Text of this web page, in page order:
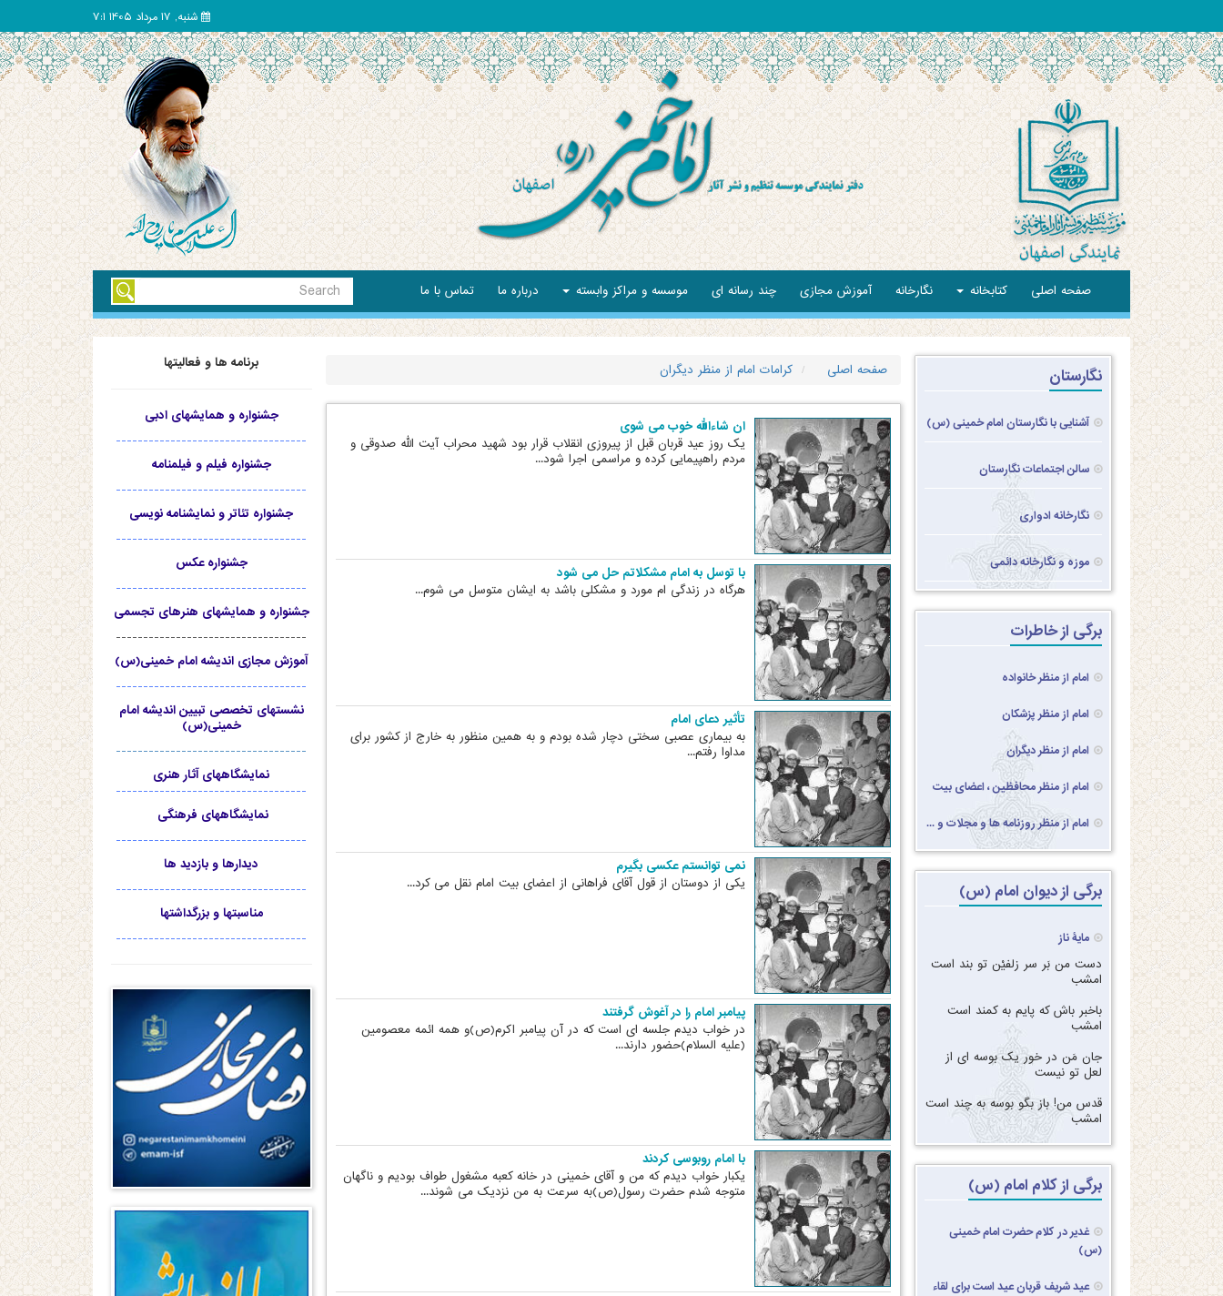
شنبه, 17 مرداد 1405 7:1
صفحه اصلی کتابخانه نگارخانه آموزش مجازی چند رسانه ای موسسه و مراکز وابسته درباره ما تماس با ما
نگارستان
آشنایی با نگارستان امام خمینی (س)
سالن اجتماعات نگارستان
نگارخانه ادواری
موزه و نگارخانه دائمی
برگی از خاطرات
امام از منظر خانواده
امام از منظر پزشکان
امام از منظر دیگران
امام از منظر محافظین ، اعضای بیت
امام از منظر روزنامه ها و مجلات و ...
برگی از دیوان امام (س)
مایۀ ناز
دست من بَر سر زلفیْن تو بند است
امشب‏
‏‏باخبر باش که پایم به کمند است
امشب‏
‏‏جان مَن در خور یک بوسه ای از
لعل تو نیست‏
‏‏قدس من! باز بگو بوسه به چند است
امشب
برگی از کلام امام (س)
غدیر در کلام حضرت امام خمینی
(س)
عید شریف قربان عید است برای لقاء
صفحه اصلی کرامات امام از منظر دیگران
ان شاءالله خوب می شوی
یک روز عید قربان قبل از پیروزی انقلاب قرار بود شهید محراب آیت الله صدوقی و
مردم راهپیمایی کرده و مراسمی اجرا شود...
با توسل به امام مشکلاتم حل می شود
هرگاه در زندگی ام مورد و مشکلی باشد به ایشان متوسل می شوم...
تأثیر دعای امام
به بیماری عصبی سختی دچار شده بودم و به همین منظور به خارج از کشور برای
مداوا رفتم...
نمی توانستم عکسی بگیرم
یکی از دوستان از قول آقای فراهانی از اعضای بیت امام نقل می کرد...
پیامبر امام را در آغوش گرفتند
در خواب دیدم جلسه ای است که در آن پیامبر اکرم(ص)و همه ائمه معصومین
(علیه السلام)حضور دارند...
با امام روبوسی کردند
یکبار خواب دیدم که من و آقای خمینی در خانه کعبه مشغول طواف بودیم و ناگهان
متوجه شدم حضرت رسول(ص)به سرعت به من نزدیک می شوند...
برنامه ها و فعالیتها
جشنواره و همایشهای ادبی
-----------------------------------
جشنواره فیلم و فیلمنامه
-----------------------------------
جشنواره تئاتر و نمایشنامه نویسی
-----------------------------------
جشنواره عکس
-----------------------------------
جشنواره و همایشهای هنرهای تجسمی
-----------------------------------
آموزش مجازی اندیشه امام خمینی(س)
-----------------------------------
نشستهای تخصصی تبیین اندیشه امام
خمینی(س)
-----------------------------------
نمایشگاههای آثار هنری
-----------------------------------
نمایشگاههای فرهنگی
-----------------------------------
دیدارها و بازدید ها
-----------------------------------
مناسبتها و بزرگداشتها
-----------------------------------